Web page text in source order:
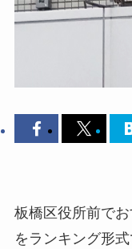
板橋区役所前で
をランキング形式